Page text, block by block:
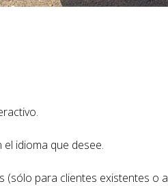
idioma que desee.
(sólo para clientes existentes o a